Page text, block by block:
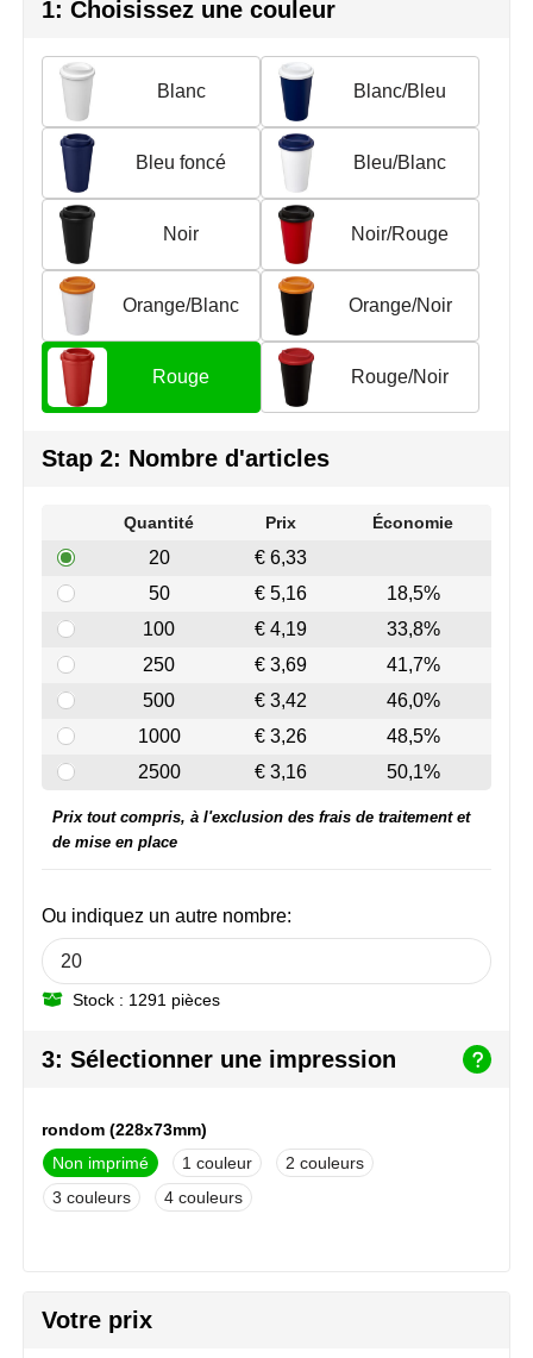
Vêtements de sport
Sacs
Sécurité, voiture & vélo
Loisirs, jeux & plein air
Vêtements de travail
Join the pipe
Kambukka
Lipton
MagLite
Marksman
Marvin's
Mentos
Mepal
NoStress
Ocean Bottle
Orrefors
Peekay
Philips
Senator
Skross
Sophie Muval
Stilolinea
STORMaxi
TACX
1: Choisissez une couleur
Blanc Blanc/Bleu
Bleu foncé Bleu/Blanc
Noir Noir/Rouge
Orange/Blanc Orange/Noir
Rouge Rouge/Noir
Stap 2: Nombre d'articles
Quantité Prix Économie
20
€ 6,33
50
€ 5,16
18,5%
100
€ 4,19
33,8%
250
€ 3,69
41,7%
500
€ 3,42
46,0%
1000
€ 3,26
48,5%
2500
€ 3,16 50,1%
Ou indiquez un autre nombre:
Stock : 1291 pièces
Prix tout compris, à l'exclusion des frais de traitement et
de mise en place
3: Sélectionner une impression
rondom (228x73mm)
Non imprimé
1
2
3
4
Votre prix